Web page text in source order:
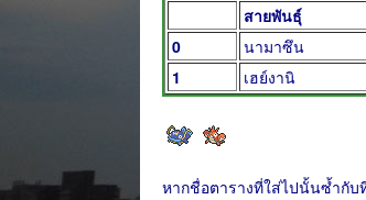
สายพันธุ์
0
นามาซึน
1
เฮย์งานิ
หากชื่อตารางที่ใส่ไปนั้นซ้ำกั